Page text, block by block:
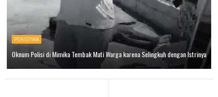
PERISTIWA
Oknum Polisi di Mimika Tembak Mati Warga karena Selingkuh dengan Istrinya